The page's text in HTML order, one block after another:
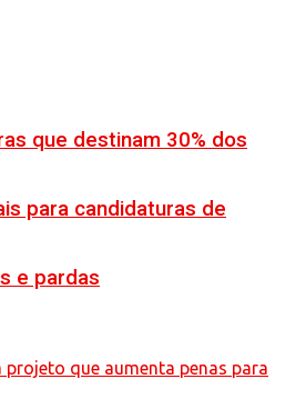
que destinam 30% dos
para candidaturas de
e pardas